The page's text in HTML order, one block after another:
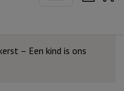
– Een kind is ons